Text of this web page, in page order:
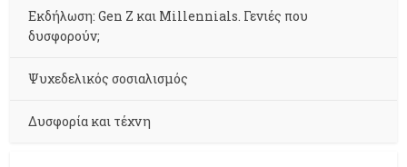
Εκδήλωση: Gen Z και Millennials. Γενιές που
δυσφορούν;
Ψυχεδελικός σοσιαλισμός
Δυσφορία και τέχνη